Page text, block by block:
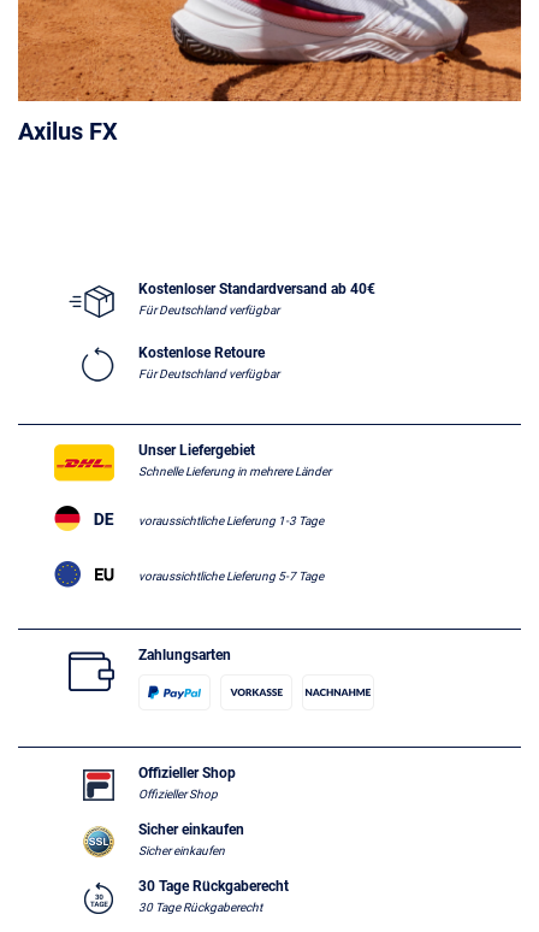
Axilus FX
Kostenloser Standardversand ab 40€
Für Deutschland verfügbar
Kostenlose Retoure
Für Deutschland verfügbar
Unser Liefergebiet
Schnelle Lieferung in mehrere Länder
voraussichtliche Lieferung 1-3 Tage
voraussichtliche Lieferung 5-7 Tage
Zahlungsarten
Offizieller Shop
Offizieller Shop
Sicher einkaufen
Sicher einkaufen
30 Tage Rückgaberecht
30 Tage Rückgaberecht